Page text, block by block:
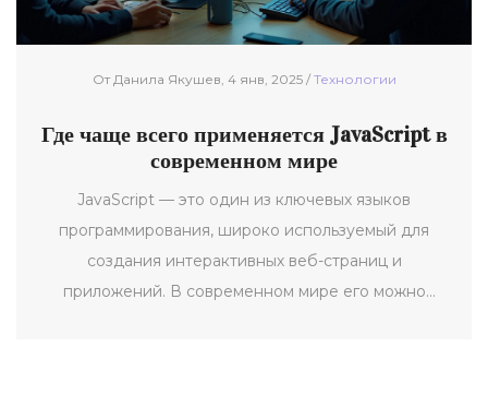
От Данила Якушев, 4 янв, 2025 / Технологии
Где чаще всего применяется JavaScript в
современном мире
JavaScript — это один из ключевых языков
программирования, широко используемый для
создания интерактивных веб-страниц и
приложений. В современном мире его можно